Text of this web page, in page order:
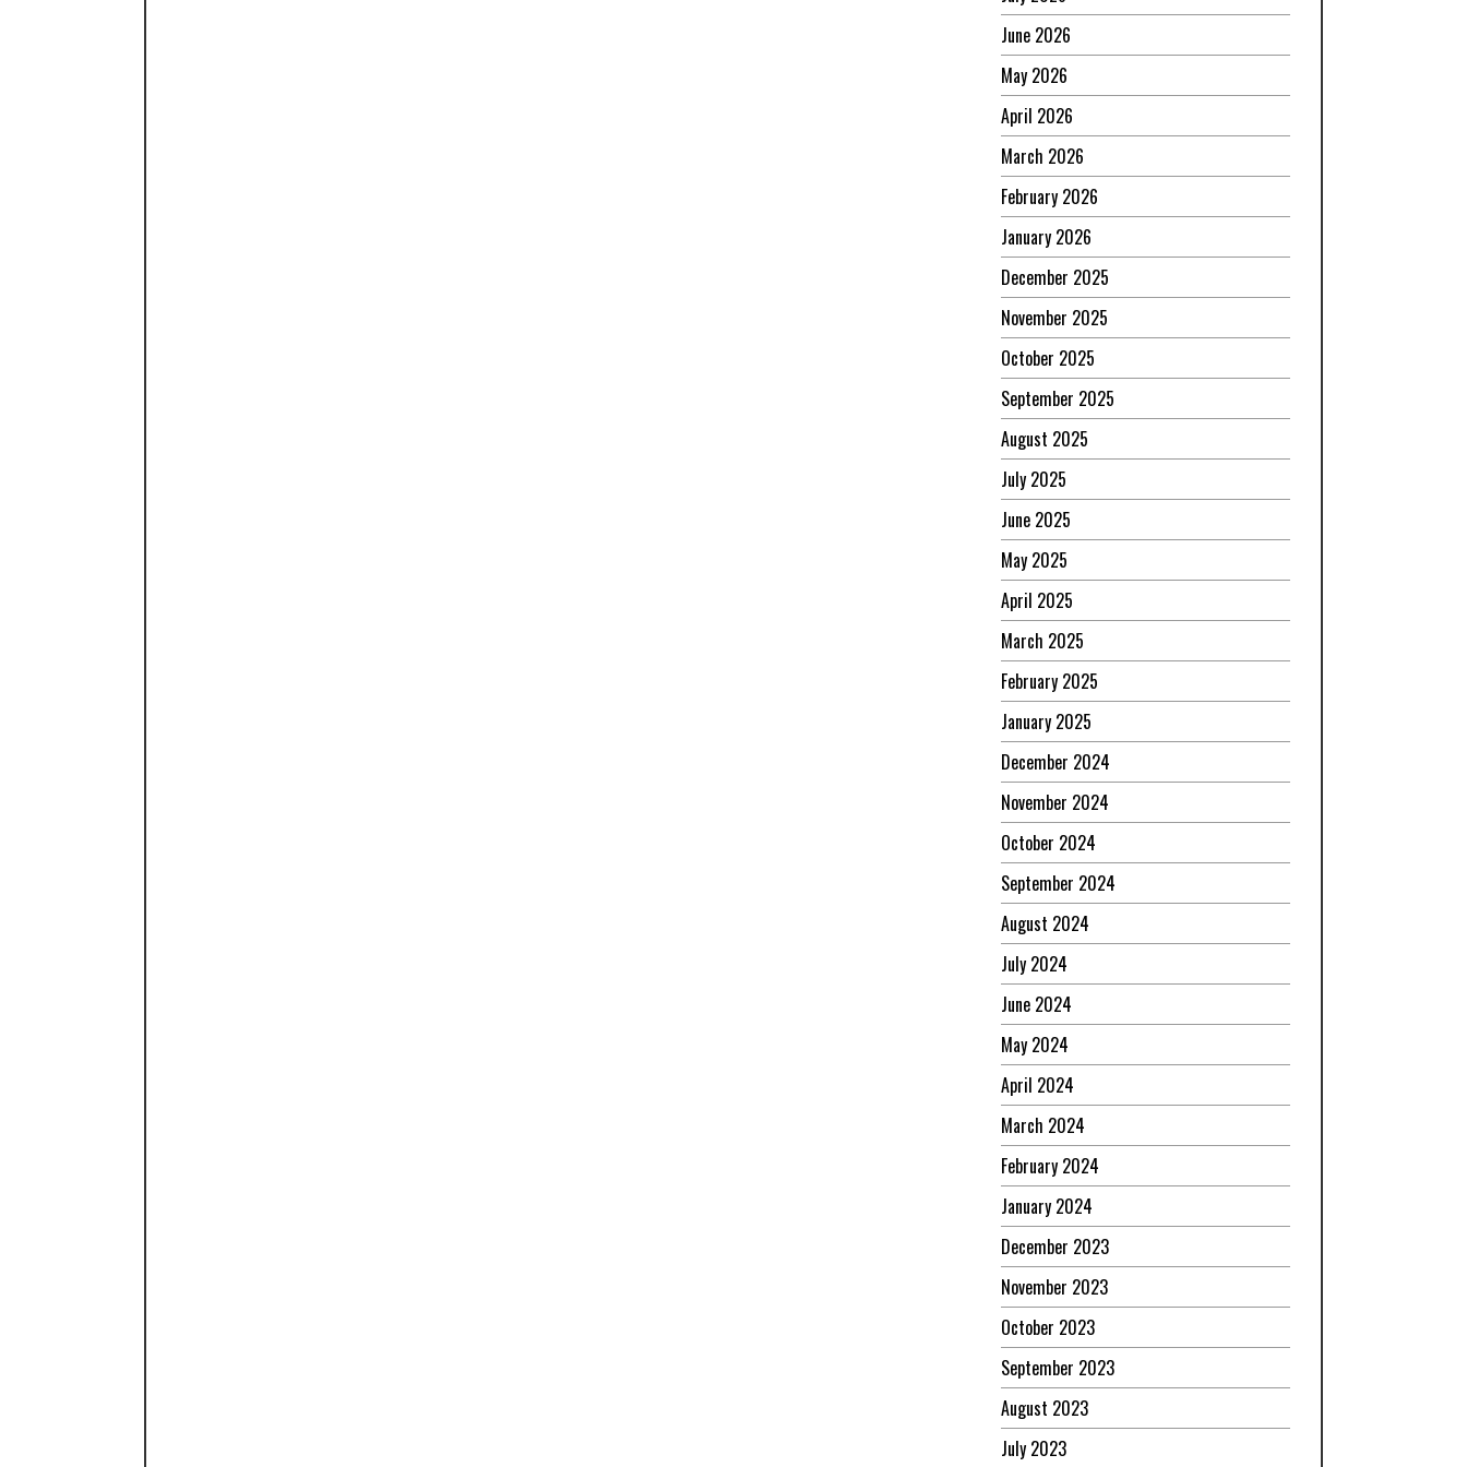
June 2026
May 2026
April 2026
March 2026
February 2026
January 2026
December 2025
November 2025
October 2025
September 2025
August 2025
July 2025
June 2025
May 2025
April 2025
March 2025
February 2025
January 2025
December 2024
November 2024
October 2024
September 2024
August 2024
July 2024
June 2024
May 2024
April 2024
March 2024
February 2024
January 2024
December 2023
November 2023
October 2023
September 2023
August 2023
July 2023